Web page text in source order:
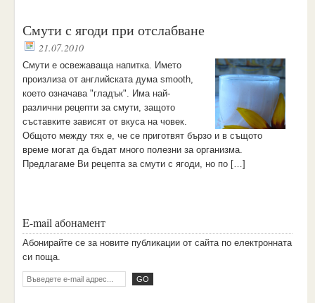
Смути с ягоди при отслабване
21.07.2010
Смути е освежаваща напитка. Името
произлиза от английската дума smooth,
което означава "гладък". Има най-
различни рецепти за смути, защото
съставките зависят от вкуса на човек.
Общото между тях е, че се приготвят бързо и в същото
време могат да бъдат много полезни за организма.
Предлагаме Ви рецепта за смути с ягоди, но по […]
E-mail абонамент
Aбoниpaйтe ce зa нoвитe пyбликaции oт caйтa пo eлeктpoннaтa
cи пoщa.